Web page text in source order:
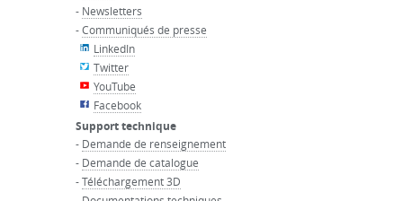
- Newsletters
-Communiqués de presse
LinkedIn
Twitter
YouTube
Facebook
Support technique
- Demande de renseignement
- Demande de catalogue
-Téléchargement 3D